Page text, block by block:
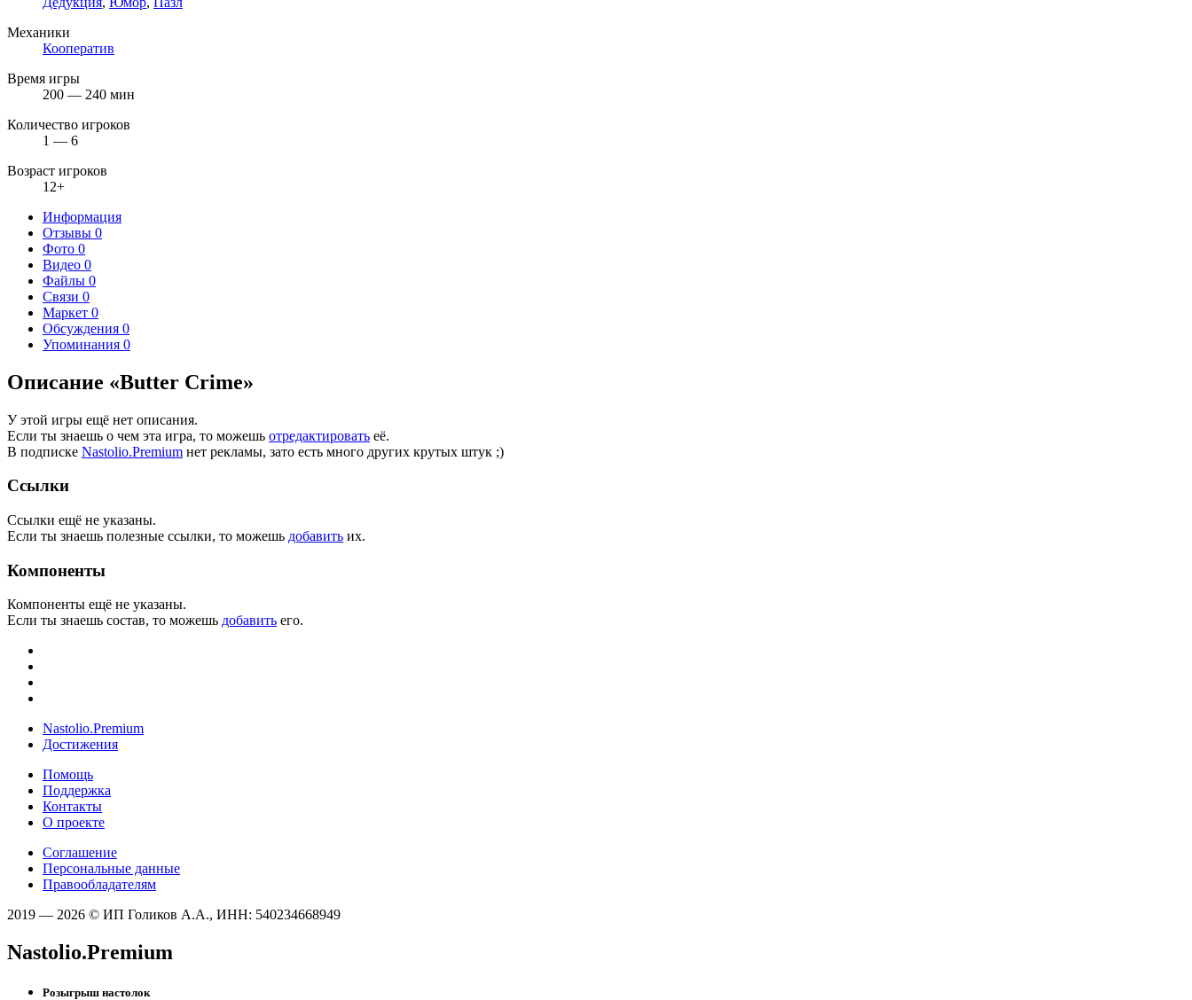
Механики
Кооператив
Время игры
200 — 240 мин
Количество игроков
1 — 6
Возраст игроков
12+
Информация
Отзывы 0
Фото 0
Видео 0
Файлы 0
Связи 0
Маркет 0
Обсуждения 0
Упоминания 0
Описание «Butter Crime»
У этой игры ещё нет описания.
Если ты знаешь о чем эта игра, то можешь отредактировать её.
В подписке Nastolio.Premium нет рекламы, зато есть много других крутых штук ;)
Ссылки
Ссылки ещё не указаны.
Если ты знаешь полезные ссылки, то можешь добавить их.
Компоненты
Компоненты ещё не указаны.
Если ты знаешь состав, то можешь добавить его.
Nastolio.Premium
Достижения
Помощь
Поддержка
Контакты
О проекте
Соглашение
Персональные данные
Правообладателям
2019 — 2026 © ИП Голиков А.А., ИНН: 540234668949
Nastolio.Premium
Розыгрыш настолок